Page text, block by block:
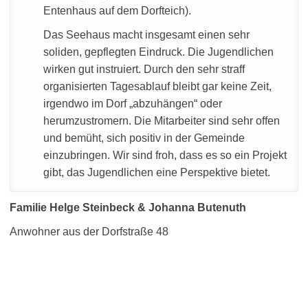
Entenhaus auf dem Dorfteich).
Das Seehaus macht insgesamt einen sehr
soliden, gepflegten Eindruck. Die Jugendlichen
wirken gut instruiert. Durch den sehr straff
organisierten Tagesablauf bleibt gar keine Zeit,
irgendwo im Dorf „abzuhängen“ oder
herumzustromern. Die Mitarbeiter sind sehr offen
und bemüht, sich positiv in der Gemeinde
einzubringen. Wir sind froh, dass es so ein Projekt
gibt, das Jugendlichen eine Perspektive bietet.
Familie Helge Steinbeck & Johanna Butenuth
Anwohner aus der Dorfstraße 48